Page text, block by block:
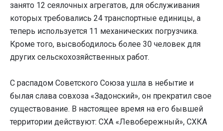
занято 12 сеялочных агрегатов, для обслуживания
которых требовались 24 транспортные единицы, а
теперь используется 11 механических погрузчика.
Кроме того, высвободилось более 30 человек для
других сельскохозяйственных работ.
С распадом Советского Союза ушла в небытие и
былая слава совхоза «Задонский», он прекратил свое
существование. В настоящее время на его бывшей
территории действуют: СХА «Левобережный», СХКА